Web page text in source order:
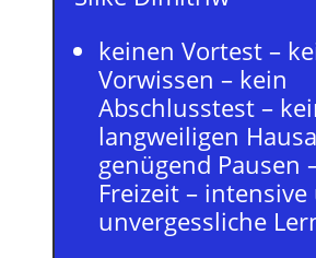
keinen Vortest –
Vorwissen – kein
Abschlusstest –
langweiligen
genügend Pausen
Freizeit – intensive
unvergessliche